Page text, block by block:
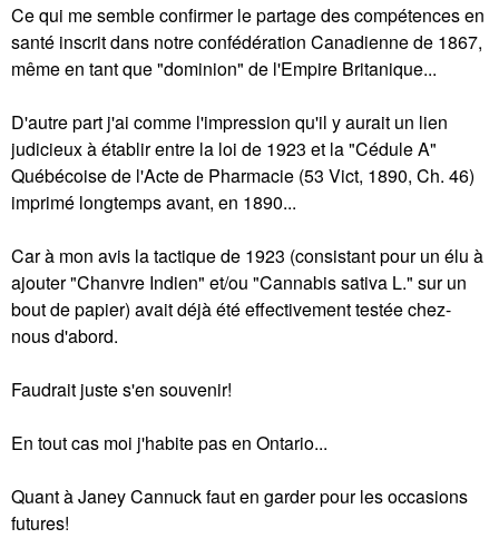
Ce qui me semble confirmer le partage des compétences en
santé inscrit dans notre confédération Canadienne de 1867,
même en tant que "dominion" de l'Empire Britanique...
D'autre part j'ai comme l'impression qu'il y aurait un lien
judicieux à établir entre la loi de 1923 et la "Cédule A"
Québécoise de l'Acte de Pharmacie (53 Vict, 1890, Ch. 46)
imprimé longtemps avant, en 1890...
Car à mon avis la tactique de 1923 (consistant pour un élu à
ajouter "Chanvre Indien" et/ou "Cannabis sativa L." sur un
bout de papier) avait déjà été effectivement testée chez-
nous d'abord.
Faudrait juste s'en souvenir!
En tout cas moi j'habite pas en Ontario...
Quant à Janey Cannuck faut en garder pour les occasions
futures!